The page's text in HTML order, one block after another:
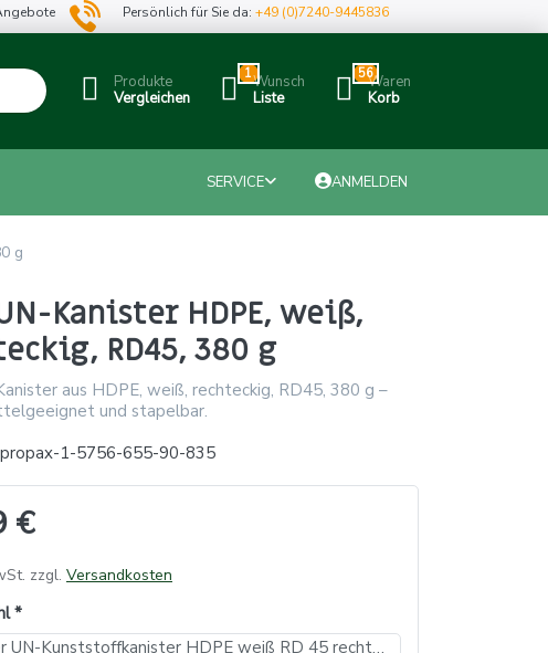
Persönlich für Sie da:+49 (0)7240-9445836
Produkte
Vergleichen
1Wunsch
Liste
56Waren
Korb
SERVICE ANMELDEN
g
Kanister HDPE, weiß,
RD45, 380 g
aus HDPE, weiß, rechteckig, RD45, 380 g –
und stapelbar.
propax-1-5756-655-90-835
€
zzgl. Versandkosten
10 Liter UN-Kunststoffkanister HDPE weiß RD 45 rechteckig - Gewicht 380 g